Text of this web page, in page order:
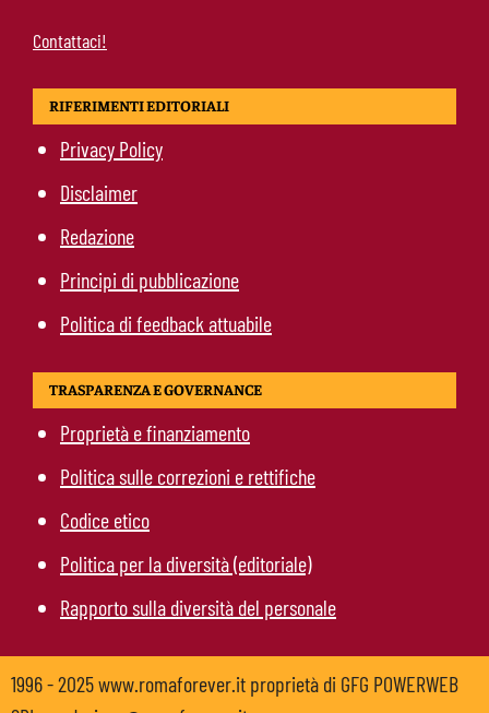
Contattaci!
RIFERIMENTI EDITORIALI
Privacy Policy
Disclaimer
Redazione
Principi di pubblicazione
Politica di feedback attuabile
TRASPARENZA E GOVERNANCE
Proprietà e finanziamento
Politica sulle correzioni e rettifiche
Codice etico
Politica per la diversità (editoriale)
Rapporto sulla diversità del personale
1996 - 2025 www.romaforever.it proprietà di GFG POWERWEB